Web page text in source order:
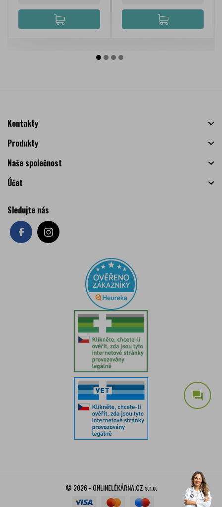
Kontakty

Produkty

Naše společnost

Účet

Sledujte nás
question_answer
© 2026 - ONLINELÉKÁRNA.CZ s.r.o.